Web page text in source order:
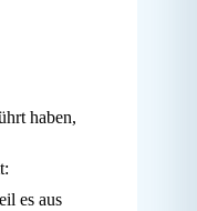
haben,
es aus